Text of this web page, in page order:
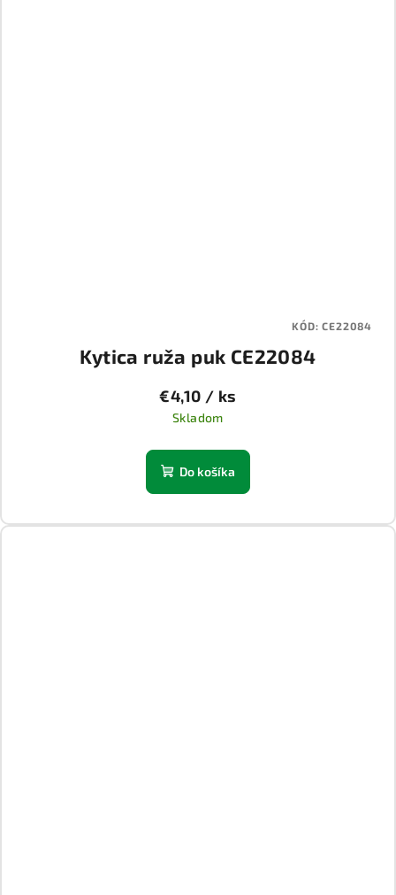
Kytica ruža puk CE22084
€4,10 / ks
Skladom
Do košíka
KÓD:CE22084